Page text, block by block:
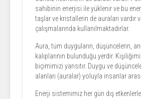
sahibinin enerjisi ile yüklenir ve bu
taşlar ve kristallerin de auraları vardır
çalışmalarında kullanılmaktadırlar.
Aura, tüm duyguların, düşüncelerin,
kalıplarının bulunduğu yerdir.
biçimimizi yansıtır. Duygu ve
alanları (auralar) yoluyla insanlar
Enerji sistemimiz her gün dış etkenlerle